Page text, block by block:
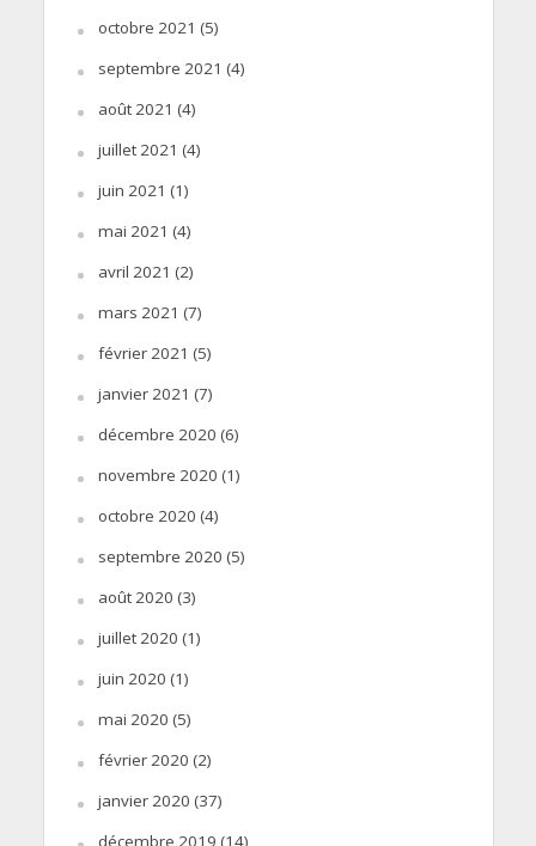
octobre 2021 (5)
septembre 2021 (4)
août 2021 (4)
juillet 2021 (4)
juin 2021 (1)
mai 2021 (4)
avril 2021 (2)
mars 2021 (7)
février 2021 (5)
janvier 2021 (7)
décembre 2020 (6)
novembre 2020 (1)
octobre 2020 (4)
septembre 2020 (5)
août 2020 (3)
juillet 2020 (1)
juin 2020 (1)
mai 2020 (5)
février 2020 (2)
janvier 2020 (37)
décembre 2019 (14)